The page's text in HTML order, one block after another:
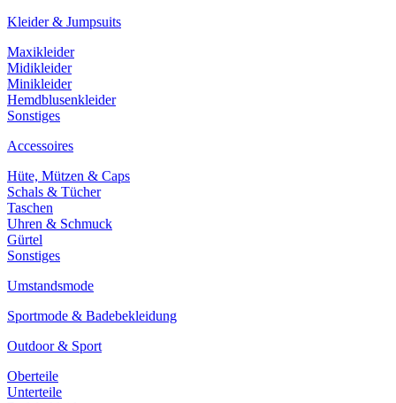
Kleider & Jumpsuits
Maxikleider
Midikleider
Minikleider
Hemdblusenkleider
Sonstiges
Accessoires
Hüte, Mützen & Caps
Schals & Tücher
Taschen
Uhren & Schmuck
Gürtel
Sonstiges
Umstandsmode
Sportmode & Badebekleidung
Outdoor & Sport
Oberteile
Unterteile